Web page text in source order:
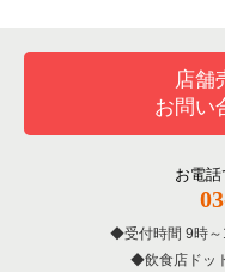
店舗
お問い
お電
受付時間 9時～
飲食店ドッ